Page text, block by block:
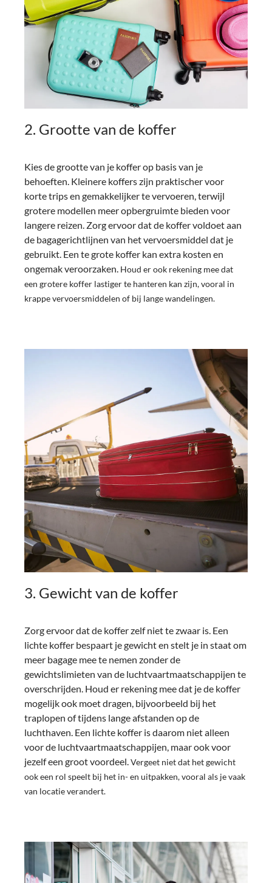
2. Grootte van de koffer
Kies de grootte van je koffer op basis van je
behoeften. Kleinere koffers zijn praktischer voor
korte trips en gemakkelijker te vervoeren, terwijl
grotere modellen meer opbergruimte bieden voor
langere reizen. Zorg ervoor dat de koffer voldoet aan
de bagagerichtlijnen van het vervoersmiddel dat je
gebruikt. Een te grote koffer kan extra kosten en
ongemak veroorzaken. Houd er ook rekening mee dat
een grotere koffer lastiger te hanteren kan zijn, vooral in
krappe vervoersmiddelen of bij lange wandelingen.
3. Gewicht van de koffer
Zorg ervoor dat de koffer zelf niet te zwaar is. Een
lichte koffer bespaart je gewicht en stelt je in staat om
meer bagage mee te nemen zonder de
gewichtslimieten van de luchtvaartmaatschappijen te
overschrijden. Houd er rekening mee dat je de koffer
mogelijk ook moet dragen, bijvoorbeeld bij het
traplopen of tijdens lange afstanden op de
luchthaven. Een lichte koffer is daarom niet alleen
voor de luchtvaartmaatschappijen, maar ook voor
jezelf een groot voordeel.Vergeet niet dat het gewicht
ook een rol speelt bij het in- en uitpakken, vooral als je vaak
van locatie verandert.